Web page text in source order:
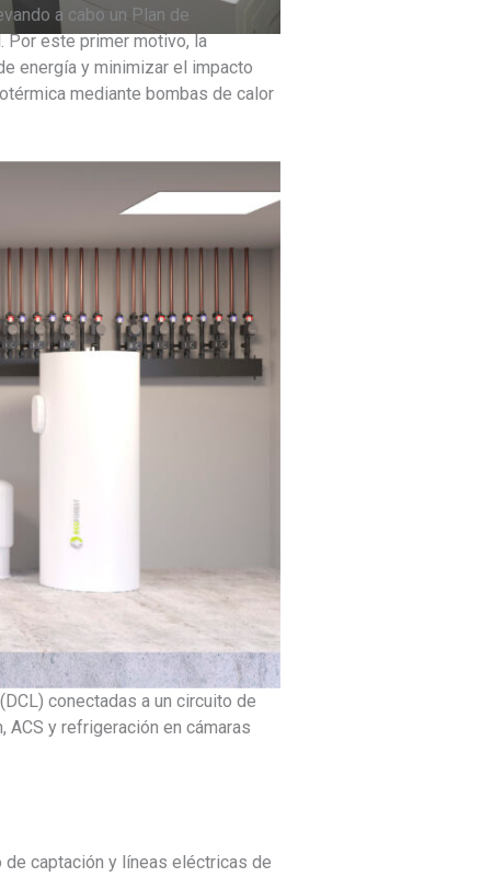
a cabo un Plan de
Por este primer motivo, la
energía y minimizar el impacto
mediante bombas de calor
conectadas a un circuito de
y refrigeración en cámaras
captación y líneas eléctricas de